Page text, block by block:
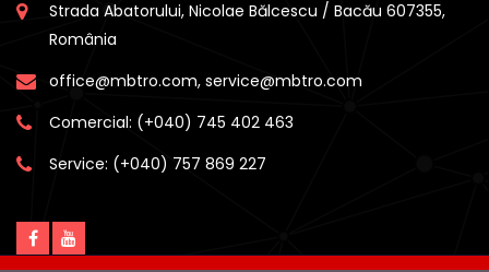
Strada Abatorului, Nicolae Bălcescu / Bacău 607355,
România
office@mbtro.com, service@mbtro.com
Comercial: (+040) 745 402 463
Service: (+040) 757 869 227